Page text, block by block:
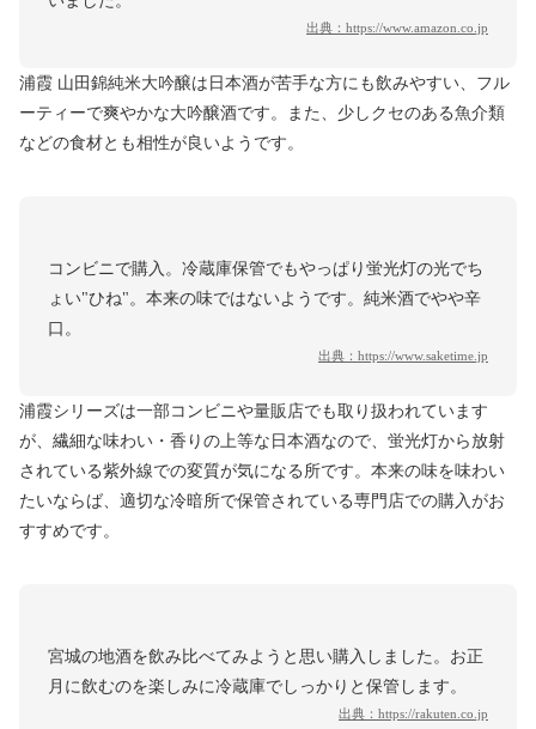
出典： https://www.amazon.co.jp
浦霞 山田錦純米大吟醸は日本酒が苦手な方にも飲みやすい、フル
ーティーで爽やかな大吟醸酒です。また、少しクセのある魚介類
などの食材とも相性が良いようです。
コンビニで購入。冷蔵庫保管でもやっぱり蛍光灯の光でち
ょい"ひね"。本来の味ではないようです。純米酒でやや辛
口。
出典： https://www.saketime.jp
浦霞シリーズは一部コンビニや量販店でも取り扱われています
が、繊細な味わい・香りの上等な日本酒なので、蛍光灯から放射
されている紫外線での変質が気になる所です。本来の味を味わい
たいならば、適切な冷暗所で保管されている専門店での購入がお
すすめです。
宮城の地酒を飲み比べてみようと思い購入しました。お正
月に飲むのを楽しみに冷蔵庫でしっかりと保管します。
出典： https://rakuten.co.jp